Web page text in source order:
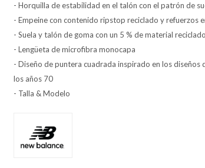
- Horquilla de estabilidad en el talón con el patrón de
- Empeine con contenido ripstop reciclado y refuerzos
- Suela y talón de goma con un 5 % de material reciclado
- Lengüeta de microfibra monocapa
- Diseño de puntera cuadrada inspirado en los diseños
los años 70
- Talla & Modelo